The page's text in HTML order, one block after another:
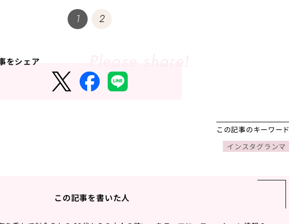
1 2
をシェア
この記事のキーワード
インスタグランマ
この記事を書いた人